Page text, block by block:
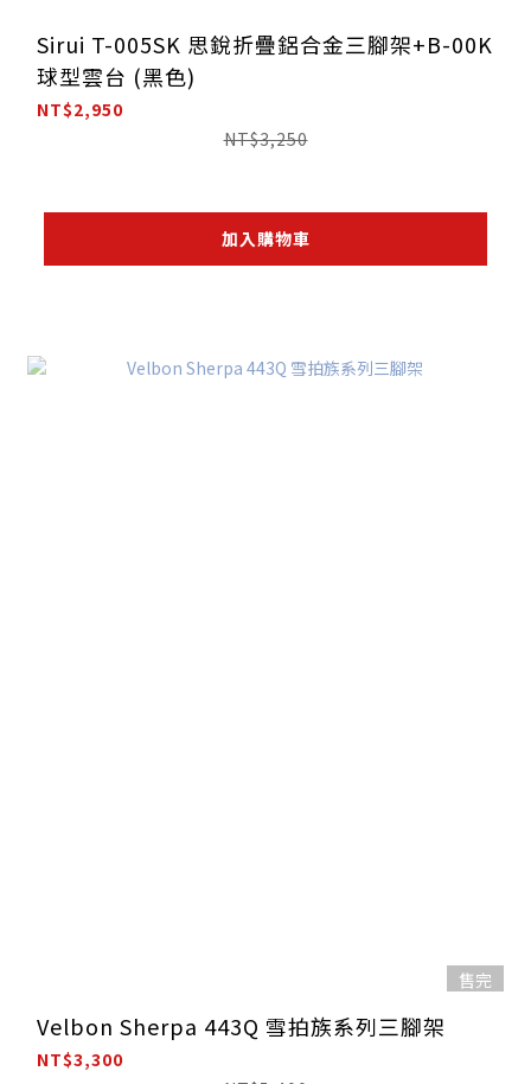
Sirui T-005SK 思銳折疊鋁合金三腳架+B-00K
球型雲台 (黑色)
NT$2,950
NT$3,250
加入購物車
售完
Velbon Sherpa 443Q 雪拍族系列三腳架
NT$3,300